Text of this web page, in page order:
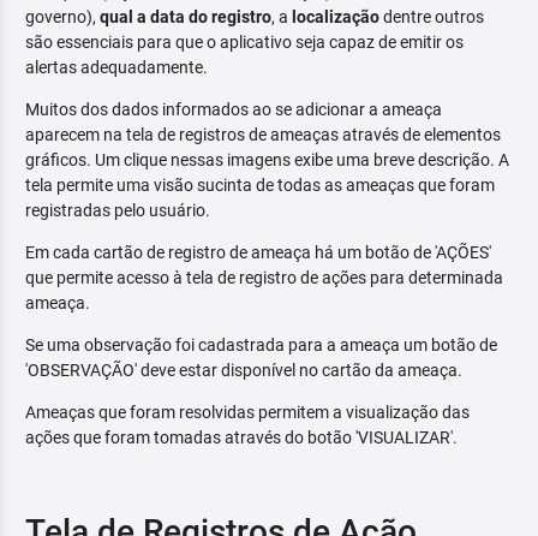
governo), qual a data do registro, a localizaçãodentre outros
são essenciais para que o aplicativo seja capaz de emitir os
alertas adequadamente.
Muitos dos dados informados ao se adicionar a ameaça
aparecem na tela de registros de ameaças através de elementos
gráficos. Um clique nessas imagens exibe uma breve descrição. A
tela permite uma visão sucinta de todas as ameaças que foram
registradas pelo usuário.
Em cada cartão de registro de ameaça há um botão de 'AÇÕES'
que permite acesso à tela de registro de ações para determinada
ameaça.
Se uma observação foi cadastrada para a ameaça um botão de
'OBSERVAÇÃO' deve estar disponível no cartão da ameaça.
Ameaças que foram resolvidas permitem a visualização das
ações que foram tomadas através do botão 'VISUALIZAR'.